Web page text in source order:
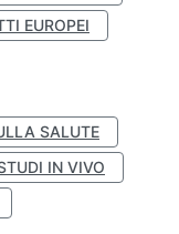
EUROPEI
SALUTE
IN VIVO